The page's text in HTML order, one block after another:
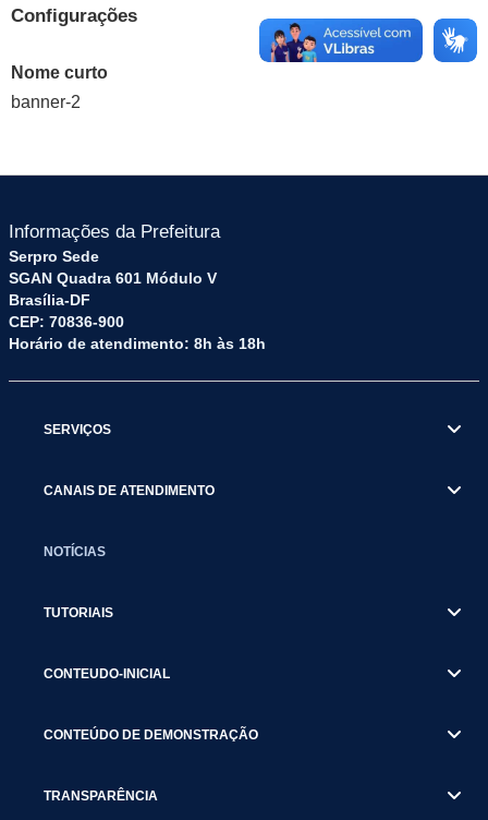
Configurações
Nome curto
banner-2
Informações da Prefeitura
Serpro Sede
SGAN Quadra 601 Módulo V
Brasília-DF
CEP: 70836-900
Horário de atendimento: 8h às 18h
SERVIÇOS
CANAIS DE ATENDIMENTO
NOTÍCIAS
TUTORIAIS
CONTEUDO-INICIAL
CONTEÚDO DE DEMONSTRAÇÃO
TRANSPARÊNCIA